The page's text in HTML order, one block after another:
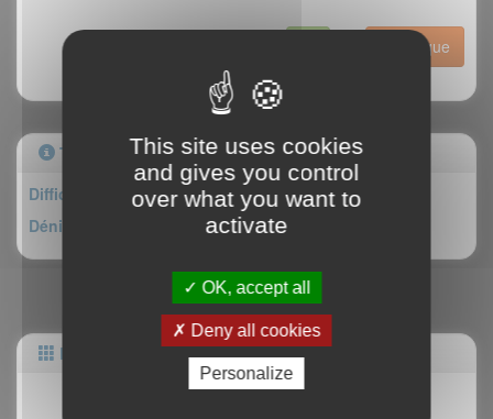
Historique
Topo
Difficulté : TD (75°)
Dénivelé : 400m
Partenaires
This site uses cookies
and gives you control
over what you want to
activate
OK, accept all
Deny all cookies
Personalize